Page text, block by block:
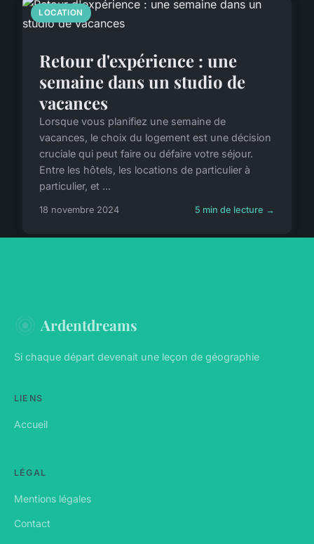
LOCATION
Retour d'expérience : une
semaine dans un studio de
vacances
Lorsque vous planifiez une semaine de
vacances, le choix du logement est une décision
cruciale qui peut faire ou défaire votre séjour.
Entre les hôtels, les locations de particulier à
particulier, et ...
18 novembre 2024 5 min de lecture →
Ardentdreams
Si chaque départ devenait une leçon de géographie
LIENS
Accueil
LÉGAL
Mentions légales
Contact